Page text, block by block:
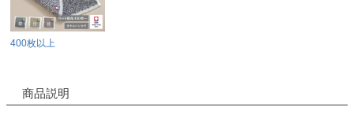
400枚以上
商品説明